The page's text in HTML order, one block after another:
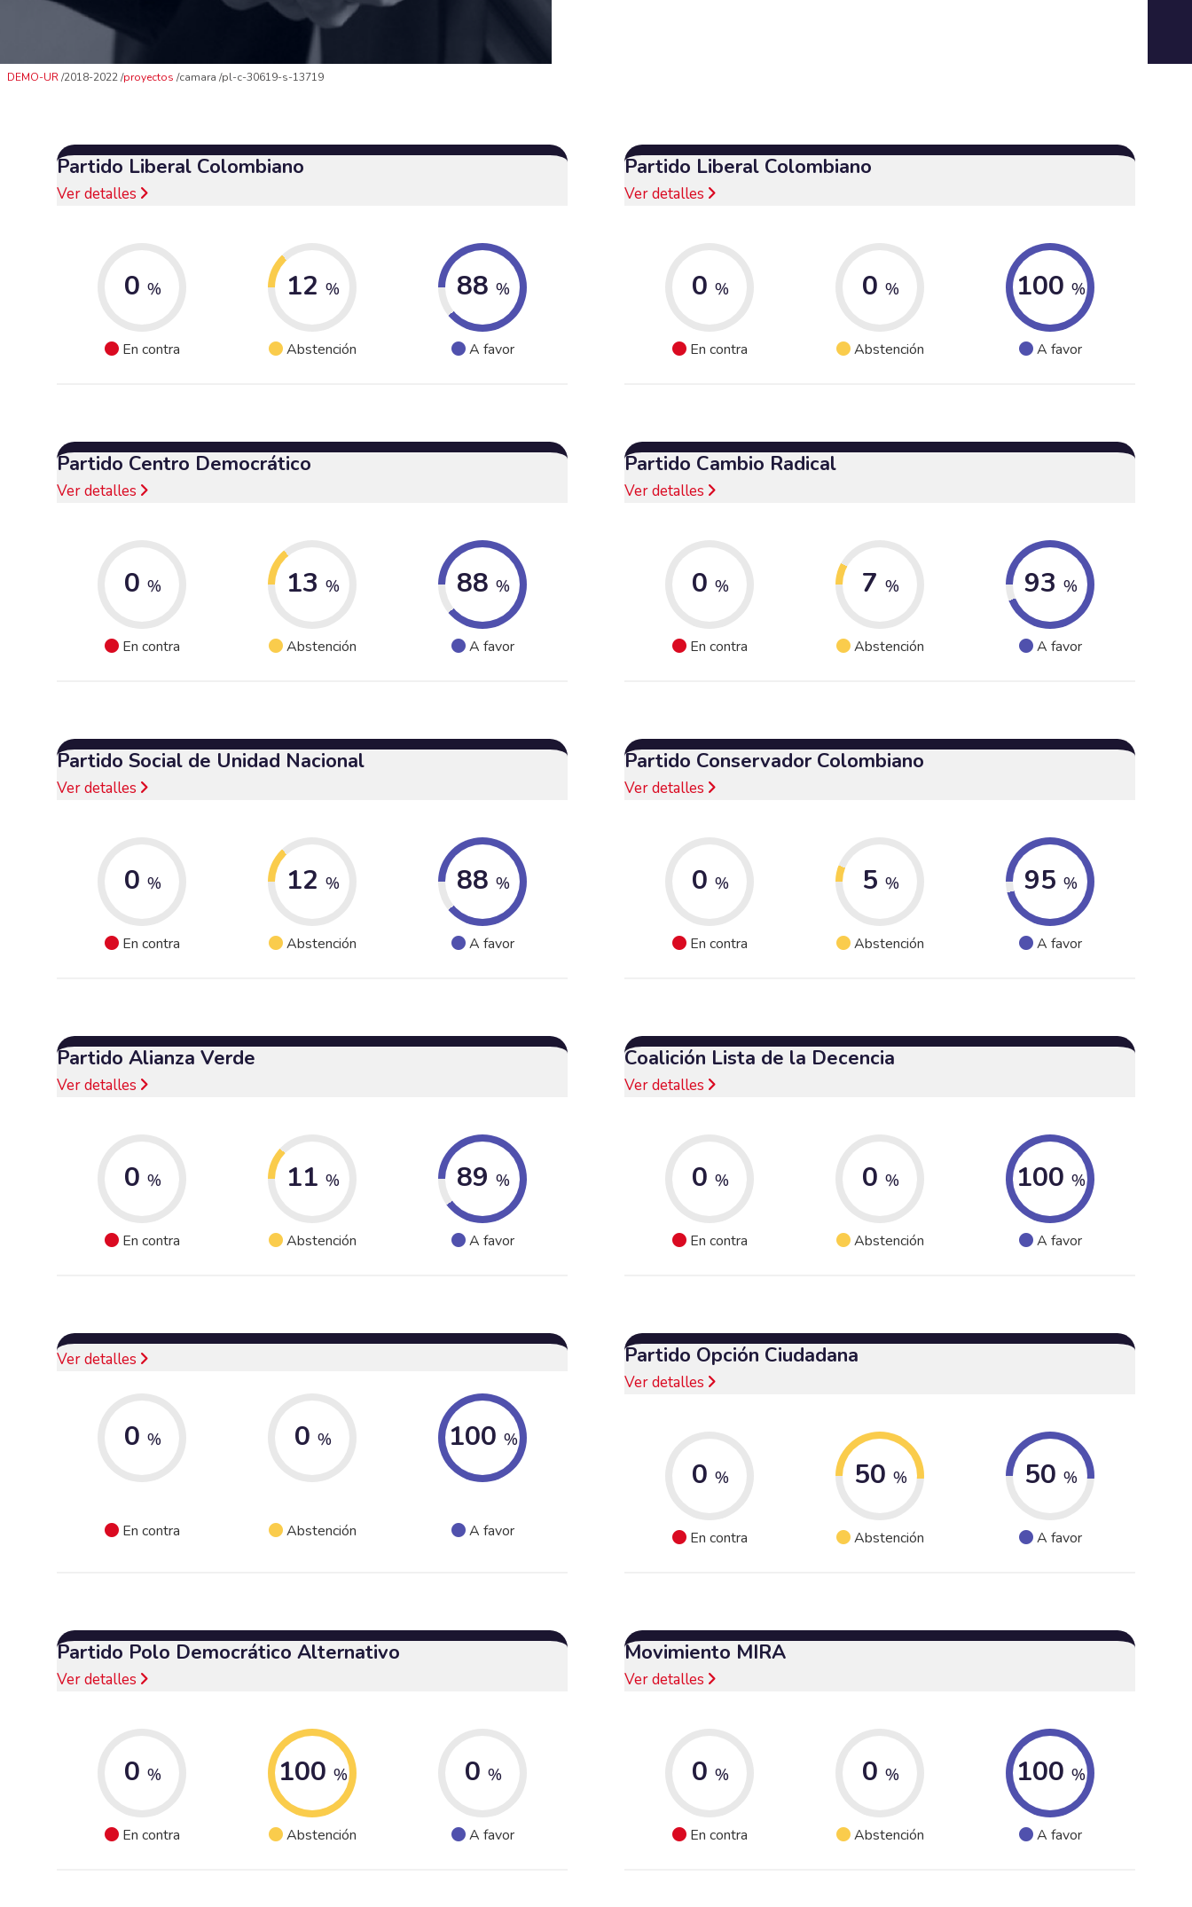
DEMO-UR 2018-2022 proyectos camara pl-c-30619-s-13719
Partido Liberal Colombiano
Ver detalles
0 %
En contra
12 %
Abstención
88 %
A favor
Partido Liberal Colombiano
Ver detalles
0 %
En contra
0 %
Abstención
100 %
A favor
Partido Centro Democrático
Ver detalles
0 %
En contra
13 %
Abstención
88 %
A favor
Partido Cambio Radical
Ver detalles
0 %
En contra
7 %
Abstención
93 %
A favor
Partido Social de Unidad Nacional
Ver detalles
0 %
En contra
12 %
Abstención
88 %
A favor
Partido Conservador Colombiano
Ver detalles
0 %
En contra
5 %
Abstención
95 %
A favor
Partido Alianza Verde
Ver detalles
0 %
En contra
11 %
Abstención
89 %
A favor
Coalición Lista de la Decencia
Ver detalles
0 %
En contra
0 %
Abstención
100 %
A favor
Ver detalles
0 %
En contra
0 %
Abstención
100 %
A favor
Partido Opción Ciudadana
Ver detalles
0 %
En contra
50 %
Abstención
50 %
A favor
Partido Polo Democrático Alternativo
Ver detalles
0 %
En contra
100 %
Abstención
0 %
A favor
Movimiento MIRA
Ver detalles
0 %
En contra
0 %
Abstención
100 %
A favor